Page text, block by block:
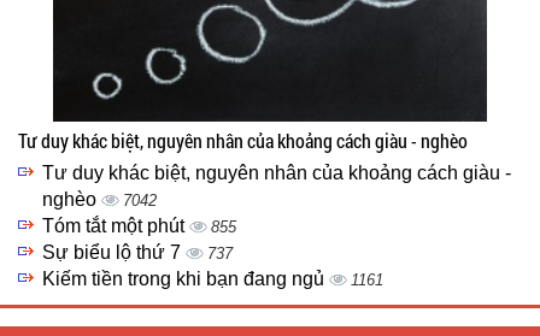
Tư duy khác biệt, nguyên nhân của khoảng cách giàu - nghèo
Tư duy khác biệt, nguyên nhân của khoảng cách giàu -
nghèo
7042
Tóm tắt một phút 855
Sự biểu lộ thứ 7 737
Kiếm tiền trong khi bạn đang ngủ 1161